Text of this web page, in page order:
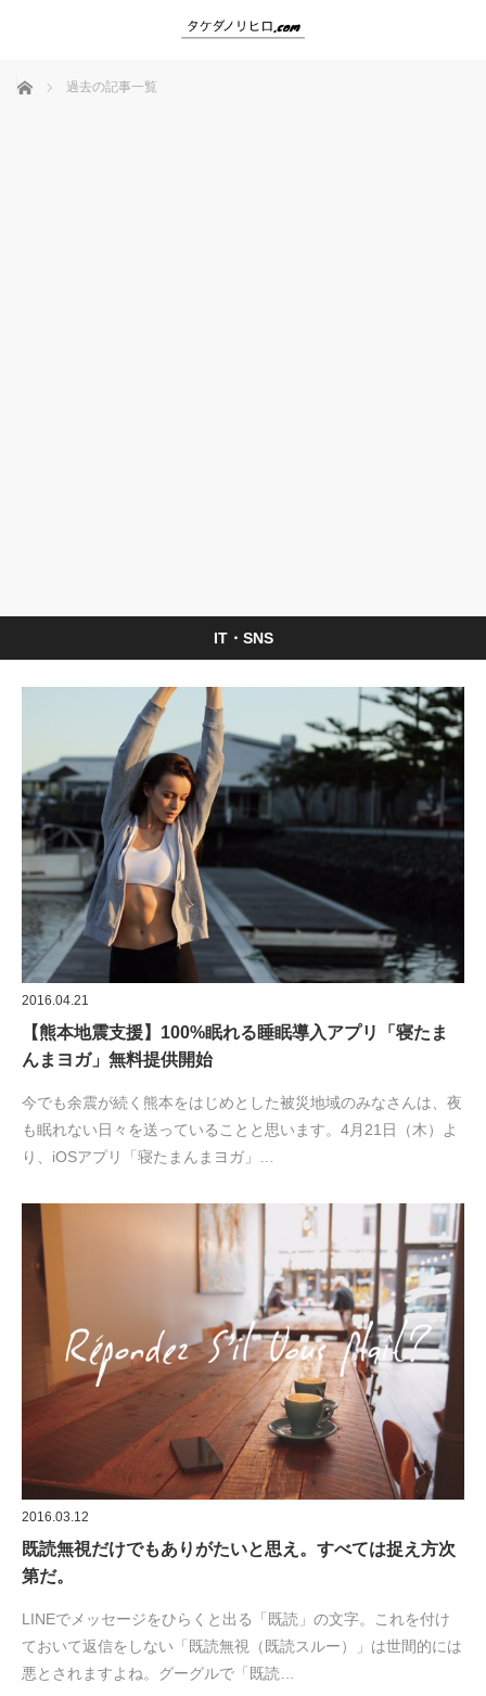
ホーム 過去の記事一覧
IT・SNS
2016.04.21
【熊本地震支援】100%眠れる睡眠導入アプリ「寝たま
んまヨガ」無料提供開始
今でも余震が続く熊本をはじめとした被災地域のみなさんは、夜
も眠れない日々を送っていることと思います。4月21日（木）よ
り、iOSアプリ「寝たまんまヨガ」…
2016.03.12
既読無視だけでもありがたいと思え。すべては捉え方次
第だ。
LINEでメッセージをひらくと出る「既読」の文字。これを付け
ておいて返信をしない「既読無視（既読スルー）」は世間的には
悪とされますよね。グーグルで「既読…